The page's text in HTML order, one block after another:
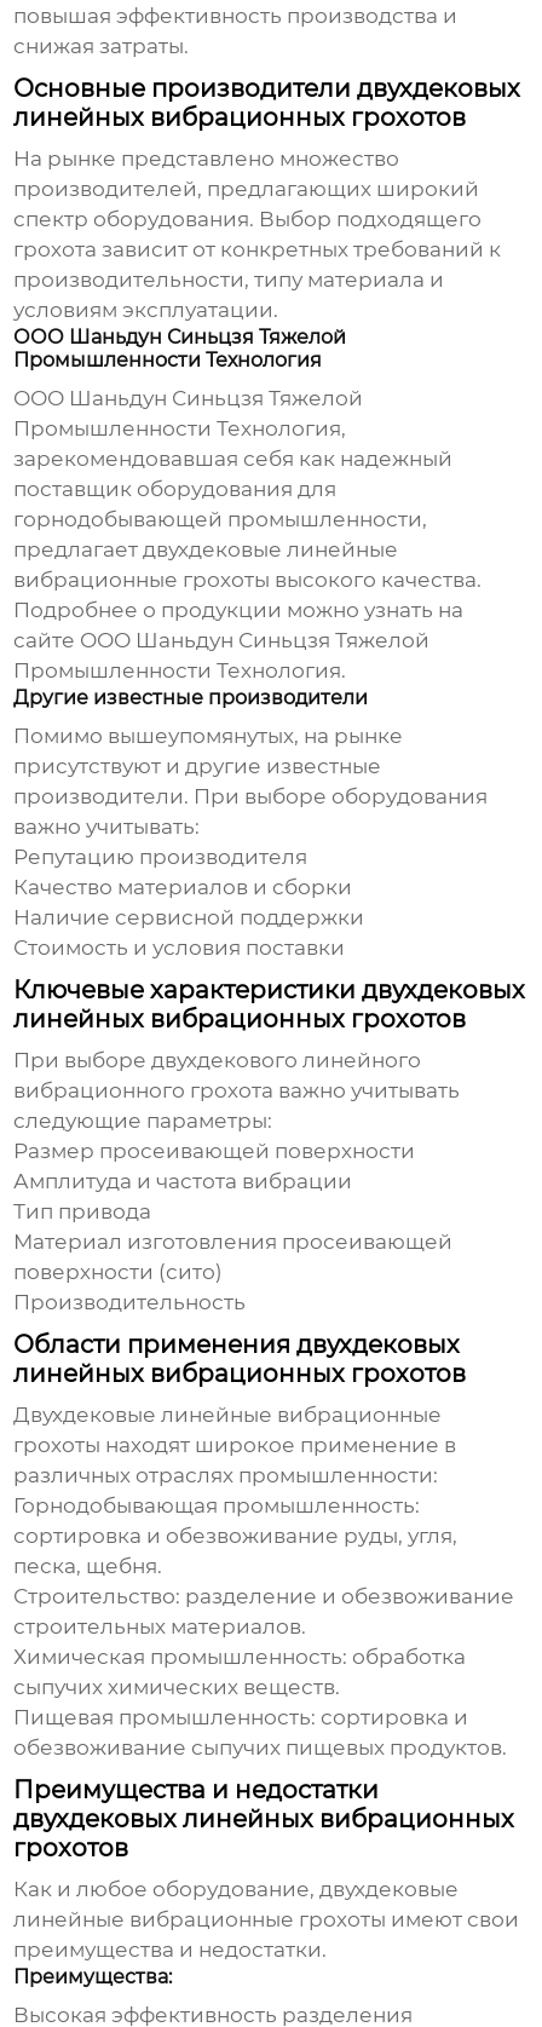
повышая эффективность производства и
снижая затраты.
Основные производители двухдековых
линейных вибрационных грохотов
На рынке представлено множество
производителей, предлагающих широкий
спектр оборудования. Выбор подходящего
грохота зависит от конкретных требований к
производительности, типу материала и
условиям эксплуатации.
ООО Шаньдун Синьцзя Тяжелой
Промышленности Технология
ООО Шаньдун Синьцзя Тяжелой
Промышленности Технология,
зарекомендовавшая себя как надежный
поставщик оборудования для
горнодобывающей промышленности,
предлагаетдвухдековые линейные
вибрационные грохоты высокого качества.
Подробнее о продукции можно узнать на
сайте ООО Шаньдун Синьцзя Тяжелой
Промышленности Технология.
Другие известные производители
Помимо вышеупомянутых, на рынке
присутствуют и другие известные
производители. При выборе оборудования
важно учитывать:
Репутацию производителя
Качество материалов и сборки
Наличие сервисной поддержки
Стоимость и условия поставки
Ключевые характеристики двухдековых
линейных вибрационных грохотов
При выборедвухдекового линейного
вибрационного грохота важно учитывать
следующие параметры:
Размер просеивающей поверхности
Амплитуда и частота вибрации
Тип привода
Материал изготовления просеивающей
поверхности (сито)
Производительность
Области применения двухдековых
линейных вибрационных грохотов
Двухдековые линейные вибрационные
грохоты находят широкое применение в
различных отраслях промышленности:
Горнодобывающая промышленность:
сортировка и обезвоживание руды, угля,
песка, щебня.
Строительство: разделение и обезвоживание
строительных материалов.
Химическая промышленность: обработка
сыпучих химических веществ.
Пищевая промышленность: сортировка и
обезвоживание сыпучих пищевых продуктов.
Преимущества и недостатки
двухдековых линейных вибрационных
грохотов
Как и любое оборудование,двухдековые
линейные вибрационные грохоты имеют свои
преимущества и недостатки.
Преимущества:
Высокая эффективность разделения